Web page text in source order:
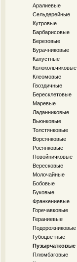
Аралиевые
Сельдерейные
Кутровые
Барбарисовые
Березовые
Бурачниковые
Капустные
Колокольчиковые
Клеомовые
Гвоздичные
Бересклетовые
Маревые
Ладанниковые
Вьюнковые
Толстянковые
Ворсянковые
Росянковые
Повойничковые
Вересковые
Молочайные
Бобовые
Буковые
Франкениевые
Горечавковые
Гераниевые
Подорожниковые
Губоцветные
Пузырчатковые
Плюмбаговые